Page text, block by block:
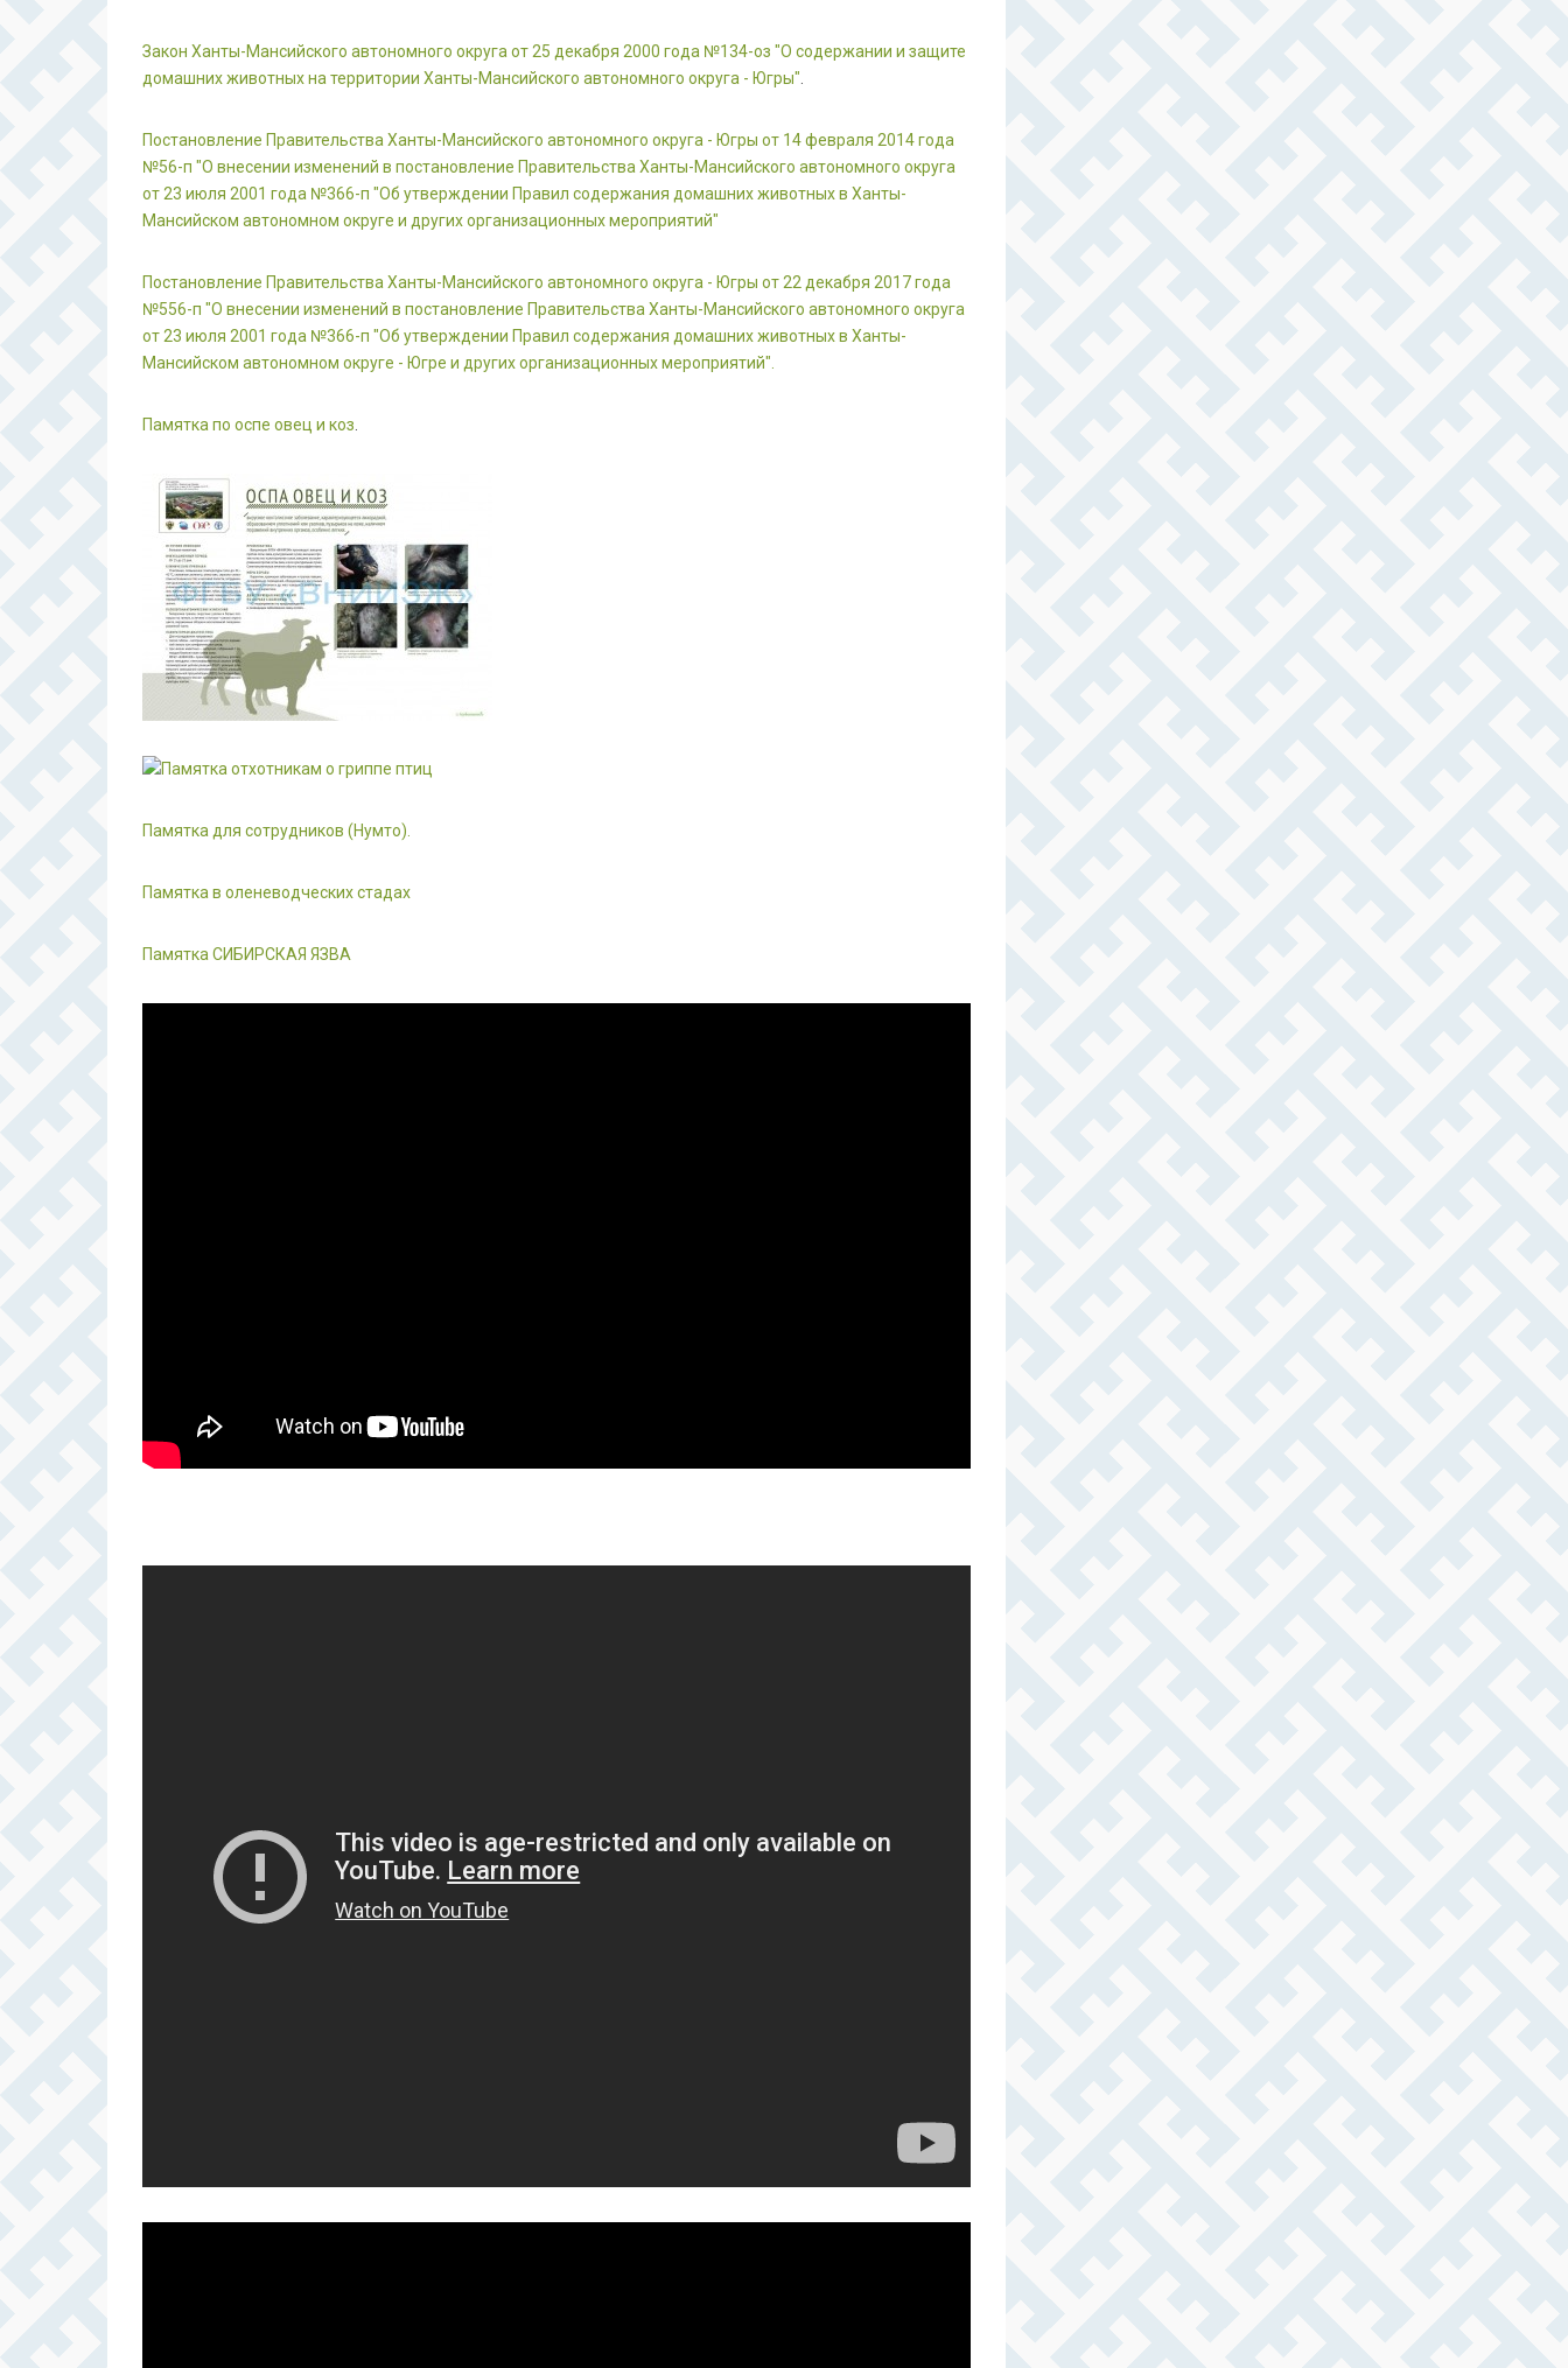
Закон Ханты-Мансийского автономного округа от 25 декабря 2000 года №134-оз "О содержании и защите
домашних животных на территории Ханты-Мансийского автономного округа - Югры"
Постановление Правительства Ханты-Мансийского автономного округа - Югры от 14 февраля 2014 года
№56-п "О внесении изменений в постановление Правительства Ханты-Мансийского автономного округа
от 23 июля 2001 года №366-п "Об утверждении Правил содержания домашних животных в Ханты-
Мансийском автономном округе и других организационных мероприятий"
Постановление Правительства Ханты-Мансийского автономного округа - Югры от 22 декабря 2017 года
№556-п "О внесении изменений в постановление Правительства Ханты-Мансийского автономного округа
от 23 июля 2001 года №366-п "Об утверждении Правил содержания домашних животных в Ханты-
Мансийском автономном округе - Югре и других организационных мероприятий".
Памятка по оспе овец и коз
Памятка для сотрудников (Нумто).
Памятка в оленеводческих стадах
Памятка СИБИРСКАЯ ЯЗВА